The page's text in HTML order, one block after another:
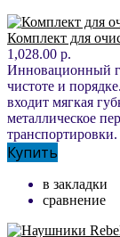
Комплект для
1,028.00 р.
Инновационный
чистоте и
входит мягкая
металлическое
Купить
в закладки
сравнение